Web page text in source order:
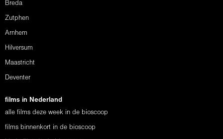
Breda
Zutphen
Arnhem
Hilversum
Maastricht
Deventer
films in Nederland
alle films deze week in de bioscoop
films binnenkort in de bioscoop